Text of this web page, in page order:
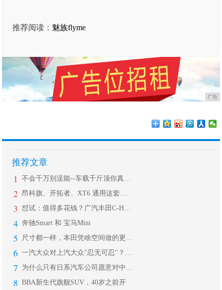
推荐阅读： 魅族flyme
广告
推荐文章
1 不会千万别逞能--车载千斤顶你真会用
2 昂科旗、开拓者、XT6 通用这套组合
3 怼试：值得多花钱？广汽丰田C-HR对
4 奔驰Smart 和 宝马Mini
5 尺寸都一样，本田凭啥空间做的更大？
6 一汽大众对上汽大众"忍无可忍"？首款
7 为什么只有日系汽车公司愿意对中国出售
8 BBA新生代旗舰SUV，40岁之前开